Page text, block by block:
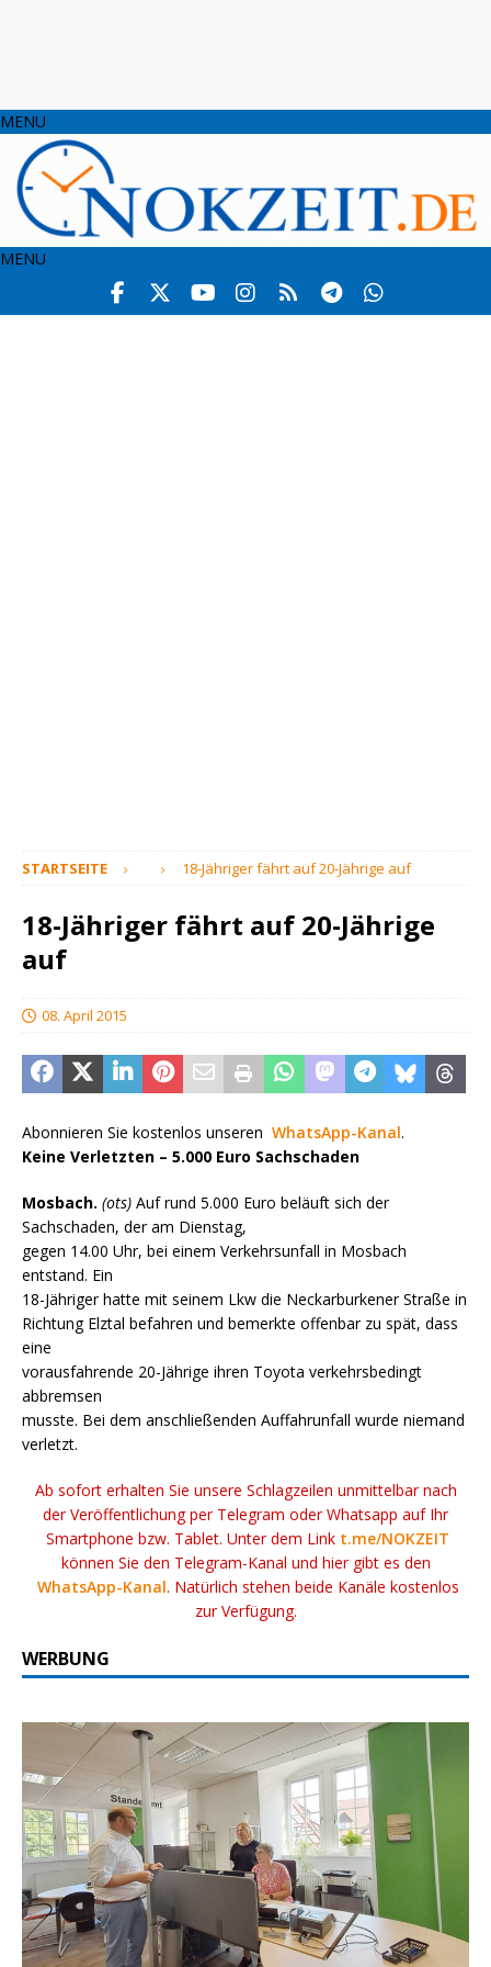
MENU
MENU
STARTSEITE 18-Jähriger fährt auf 20-Jährige auf
18-Jähriger fährt auf 20-Jährige
auf
08. April 2015
Abonnieren Sie kostenlos unseren WhatsApp-Kanal.
Keine Verletzten – 5.000 Euro Sachschaden
Mosbach. (ots) Auf rund 5.000 Euro beläuft sich der
Sachschaden, der am Dienstag,
gegen 14.00 Uhr, bei einem Verkehrsunfall in Mosbach
entstand. Ein
18-Jähriger hatte mit seinem Lkw die Neckarburkener Straße in
Richtung Elztal befahren und bemerkte offenbar zu spät, dass
eine
vorausfahrende 20-Jährige ihren Toyota verkehrsbedingt
abbremsen
musste. Bei dem anschließenden Auffahrunfall wurde niemand
verletzt.
Ab sofort erhalten Sie unsere Schlagzeilen unmittelbar nach
der Veröffentlichung per Telegram oder Whatsapp auf Ihr
Smartphone bzw. Tablet. Unter dem Link t.me/NOKZEIT
können Sie den Telegram-Kanal und hier gibt es den
WhatsApp-Kanal. Natürlich stehen beide Kanäle kostenlos
zur Verfügung.
WERBUNG